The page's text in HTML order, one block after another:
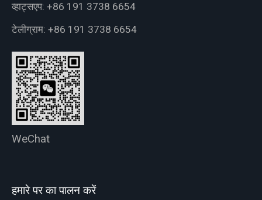
व्हाट्सएप: +86 191 3738 6654
टेलीग्राम: +86 191 3738 6654
WeChat
हमारे पर का पालन करें